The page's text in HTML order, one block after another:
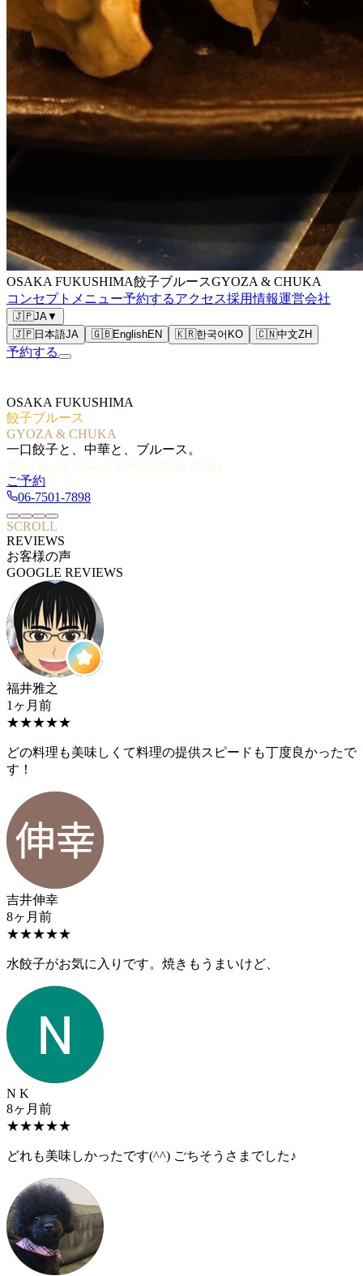
OSAKA FUKUSHIMA餃子ブルースGYOZA & CHUKA
コンセプト メニュー予約するアクセス採用情報運営会社
🇯🇵JA▼
🇯🇵日本語JA 🇬🇧EnglishEN 🇰🇷한국어 KO 🇨🇳中文ZH
予約する
OSAKA FUKUSHIMA
餃子ブルース
GYOZA & CHUKA
一口餃子と、中華と、ブルース。
Retro gyoza izakaya in Fukushima, Osaka
ご予約
06-7501-7898
SCROLL
REVIEWS
お客様の声
GOOGLE REVIEWS
福井雅之
1ヶ月前
★★★★★
どの料理も美味しくて料理の提供スピードも丁度良かったで
す！
吉井伸幸
8ヶ月前
★★★★★
水餃子がお気に入りです。焼きもうまいけど、
N K
8ヶ月前
★★★★★
どれも美味しかったです(^^) ごちそうさまでした♪